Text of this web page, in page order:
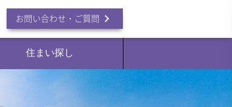
お問い合わせ・ご質問 navigate_next
住まい探し